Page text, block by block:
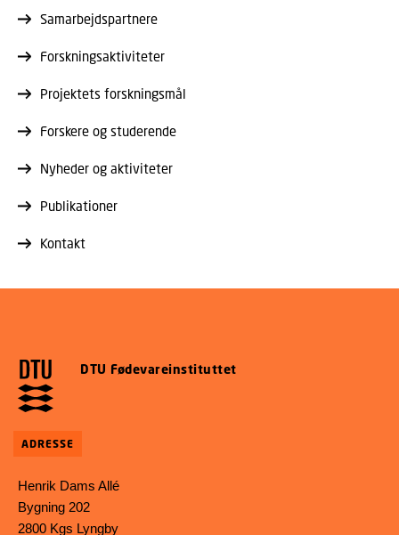
Samarbejdspartnere
Forskningsaktiviteter
Projektets forskningsmål
Forskere og studerende
Nyheder og aktiviteter
Publikationer
Kontakt
DTU Fødevareinstituttet
ADRESSE
Henrik Dams Allé
Bygning 202
2800 Kgs Lyngby